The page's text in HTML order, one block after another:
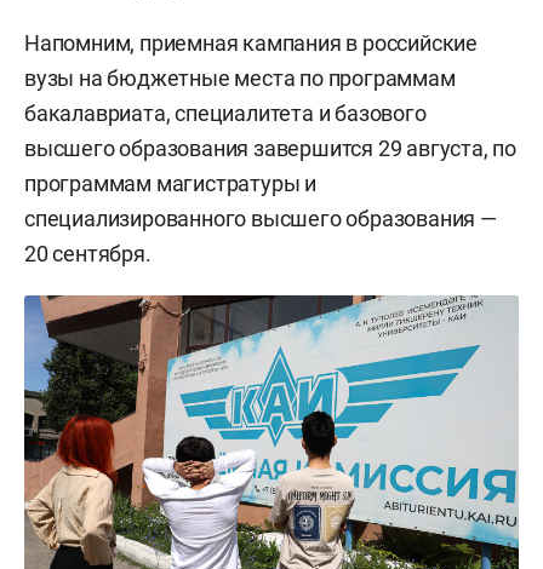
Напомним, приемная кампания в российские
вузы на бюджетные места по программам
бакалавриата, специалитета и базового
высшего образования завершится 29 августа, по
программам магистратуры и
специализированного высшего образования —
20 сентября.